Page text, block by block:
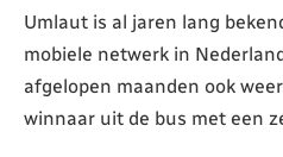
Umlaut is al jaren lang
mobiele netwerk in
afgelopen maanden ook
winnaar uit de bus met een